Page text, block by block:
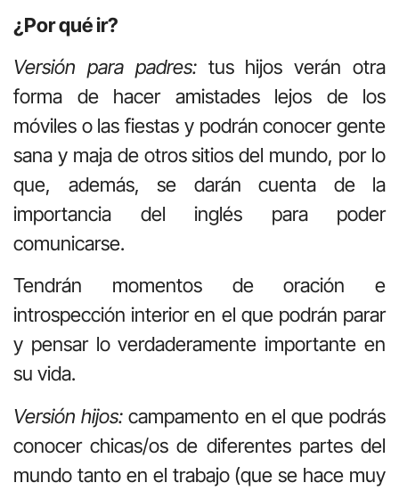
¿Por qué ir?
Versión para padres:tus hijos verán otra
forma de hacer amistades lejos de los
móviles o las fiestas y podrán conocer gente
sana y maja de otros sitios del mundo, por lo
que, además, se darán cuenta de la
importancia del inglés para poder
comunicarse.
Tendrán momentos de oración e
introspección interior en el que podrán parar
y pensar lo verdaderamente importante en
su vida.
Versión hijos: campamento en el que podrás
conocer chicas/os de diferentes partes del
mundo tanto en el trabajo (que se hace muy